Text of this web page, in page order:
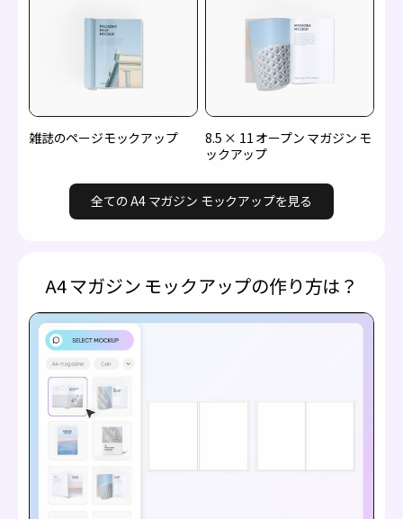
雑誌のページモックアップ
8.5 × 11 オープン マガジン モ
ックアップ
全ての A4 マガジン モックアップを見る
A4 マガジン モックアップの作り方は？